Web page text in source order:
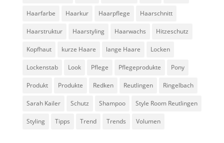
Haarfarbe Haarkur Haarpflege Haarschnitt
Haarstruktur Haarstyling Haarwachs Hitzeschutz
Kopfhaut kurze Haare lange Haare Locken
Lockenstab Look Pflege Pflegeprodukte Pony
Produkt Produkte Redken Reutlingen Ringelbach
Sarah Kailer Schutz Shampoo Style Room Reutlingen
Styling Tipps Trend Trends Volumen